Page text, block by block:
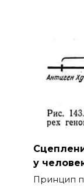
у
Принцип